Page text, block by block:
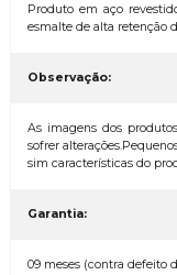
Produto em aço
esmalte de alta retenção
Observação:
As imagens dos
sofrer
sim características do
Garantia:
09 meses (contra defeito